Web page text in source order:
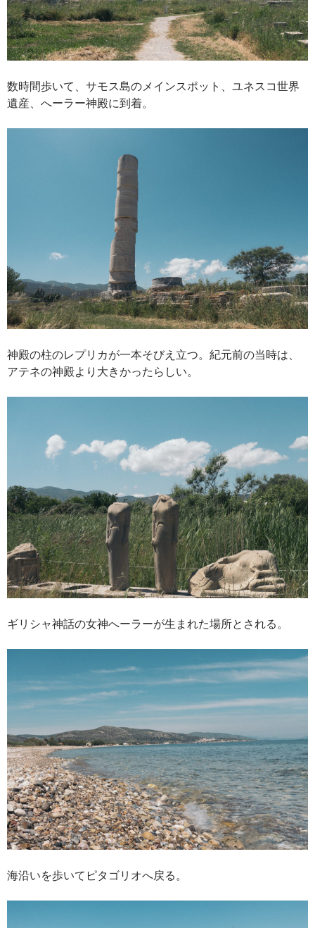
数時間歩いて、サモス島のメインスポット、ユネスコ世界
遺産、へーラー神殿に到着。
神殿の柱のレプリカが一本そびえ立つ。紀元前の当時は、
アテネの神殿より大きかったらしい。
ギリシャ神話の女神へーラーが生まれた場所とされる。
海沿いを歩いてピタゴリオへ戻る。